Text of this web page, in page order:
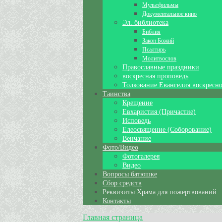
Мультфильмы
Документальное кино
Эл. библиотека
Библия
Закон Божий
Псалтирь
Молитвослов
Православные праздники
воскресная проповедь
Толкование Евангелия
Таинства
Крещение
Евхаристия (Причастие)
Исповедь
Елеосвящение (Соборование)
Венчание
Фото/Видео
Фотогалерея
Видео
Вопросы батюшке
Сбор средств
Реквизиты Храма для пожертвований
Контакты
Главная страница